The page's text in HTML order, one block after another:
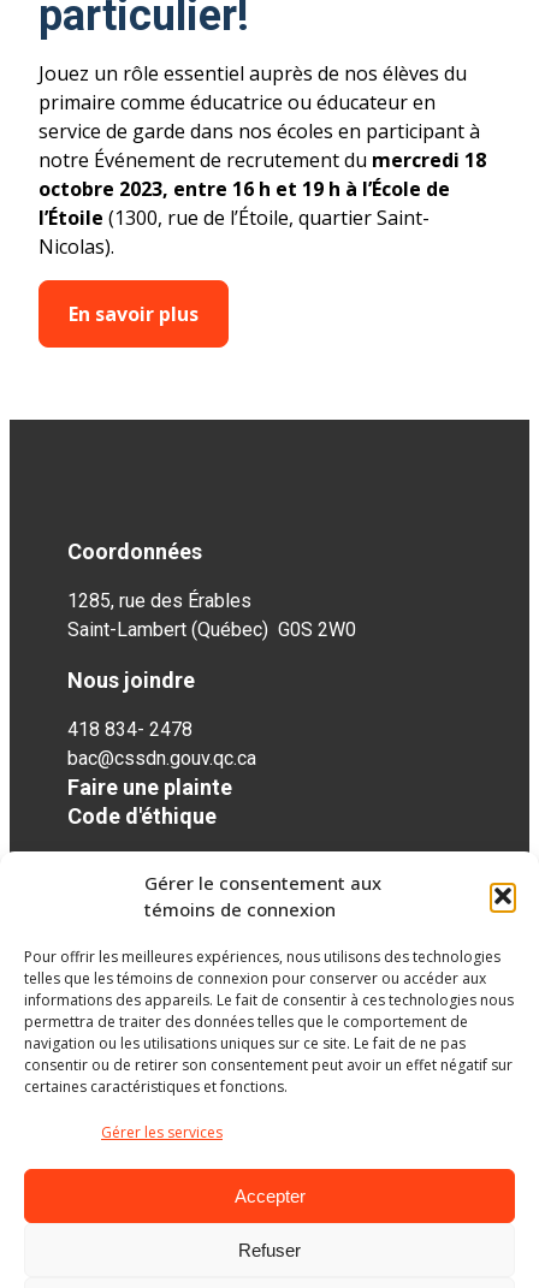
Gérer le consentement aux
témoins de connexion
Pour offrir les meilleures expériences, nous utilisons des technologies
telles que les témoins de connexion pour conserver ou accéder aux
informations des appareils. Le fait de consentir à ces technologies nous
permettra de traiter des données telles que le comportement de
navigation ou les utilisations uniques sur ce site. Le fait de ne pas
consentir ou de retirer son consentement peut avoir un effet négatif sur
certaines caractéristiques et fonctions.
Gérer les services
Accepter
Refuser
particulier!
Jouez un rôle essentiel auprès de nos élèves du
primaire comme éducatrice ou éducateur en
service de garde dans nos écoles en participant à
notre Événement de recrutement du mercredi 18
octobre 2023, entre 16 h et 19 h à l’École de
l’Étoile (1300, rue de l’Étoile, quartier Saint-
Nicolas).
En savoir plus
Coordonnées
1285, rue des Érables
Saint-Lambert (Québec) G0S 2W0
Nous joindre
418 834- 2478
bac@cssdn.gouv.qc.ca
Faire une plainte
Code d'éthique
Réseaux sociaux
facebook